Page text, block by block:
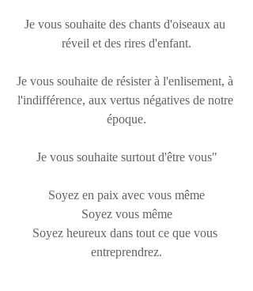
Je vous souhaite des chants d'oiseaux au
réveil et des rires d'enfant.
Je vous souhaite de résister à l'enlisement, à
l'indifférence, aux vertus négatives de notre
époque.
Je vous souhaite surtout d'être vous"
Soyez en paix avec vous même
Soyez vous même
Soyez heureux dans tout ce que vous
entreprendrez.